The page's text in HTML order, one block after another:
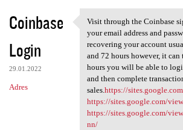
Coinbase
Login
29.01.2022
Adres
Visit through the
Visit through the Coinbase
your email address and
recovering your account
and 72 hours however, it can
hours you will be able to
and then complete
sales. https://
https://sites.google.com/
https://sites.google.com/
nn/